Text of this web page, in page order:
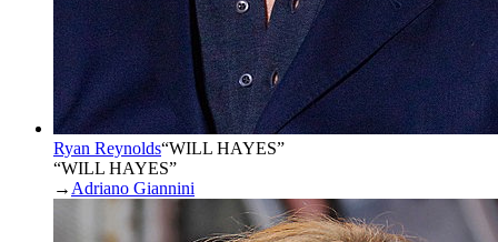
Ryan Reynolds“WILL HAYES”
“WILL HAYES”
→ Adriano Giannini